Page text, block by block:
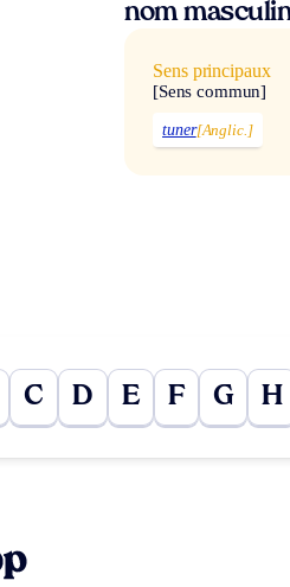
nom
Sens principaux
[Sens commun]
tuner[Anglic.]
C D E F G H